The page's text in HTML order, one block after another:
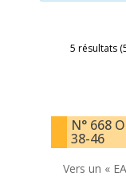
5 résultats
N° 668
38-46
Vers un «